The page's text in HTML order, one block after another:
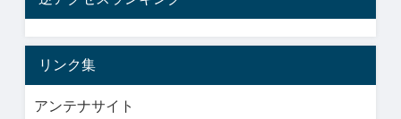
リンク集
アンテナサイト